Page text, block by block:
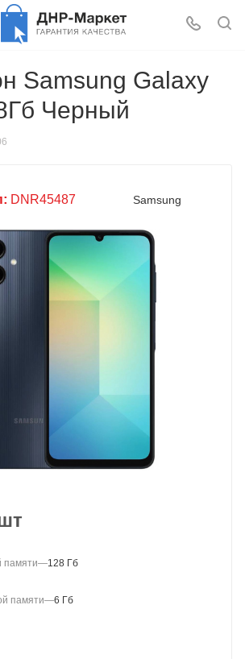
Samsung Galaxy
Черный
DNR45487 Samsung
памяти—128 Гб
памяти—6 Гб